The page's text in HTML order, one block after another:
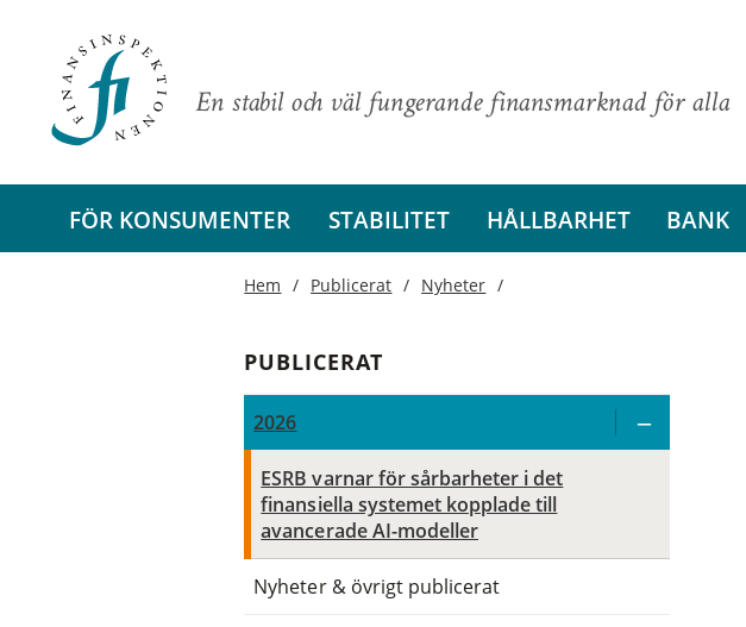
En stabil och väl fungerande finansmarknad för alla
FÖR KONSUMENTER STABILITET HÅLLBARHET BANK
Hem Publicerat Nyheter
PUBLICERAT
2026
ESRB varnar för sårbarheter i det
finansiella systemet kopplade till
avancerade AI-modeller
Nyheter & övrigt publicerat